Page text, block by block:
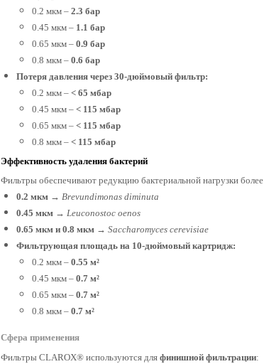
0.2 мкм – 2.3 бар
0.45 мкм – 1.1 бар
0.65 мкм – 0.9 бар
0.8 мкм – 0.6 бар
Потеря давления через 30-дюймовый фильтр:
0.2 мкм – < 65 мбар
0.45 мкм – < 115 мбар
0.65 мкм – < 115 мбар
0.8 мкм – < 115 мбар
Эффективность удаления бактерий
Фильтры обеспечивают редукцию бактериальной нагрузки
0.2 мкм → Brevundimonas diminuta
0.45 мкм → Leuconostoc oenos
0.65 мкм и 0.8 мкм → Saccharomyces cerevisiae
Фильтрующая площадь на 10-дюймовый картридж:
0.2 мкм – 0.55 м²
0.45 мкм – 0.7 м²
0.65 мкм – 0.7 м²
0.8 мкм – 0.7 м²
Сфера применения
Фильтры CLAROX® используются для финишной фильтрации: